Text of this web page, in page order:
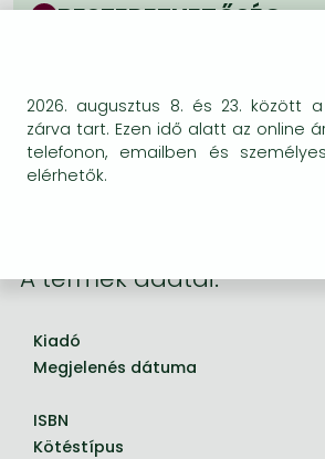
Frieren manga
BESZEREZHETŐSÉG
másik, kapható kiadást, forduljon
ügyfélszolgálatunkhoz!
A termék adatai:
Kiadó
Megjelenés dátuma
ISBN
Kötéstípus
2026. augusztus 8. és 23. között
zárva tart. Ezen idő alatt az online
telefonon, emailben és
elérhetők.